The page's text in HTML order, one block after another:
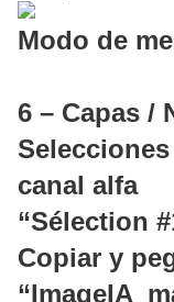
Modo de
6 – Capas /
canal alfa
“Sélection
Copiar y